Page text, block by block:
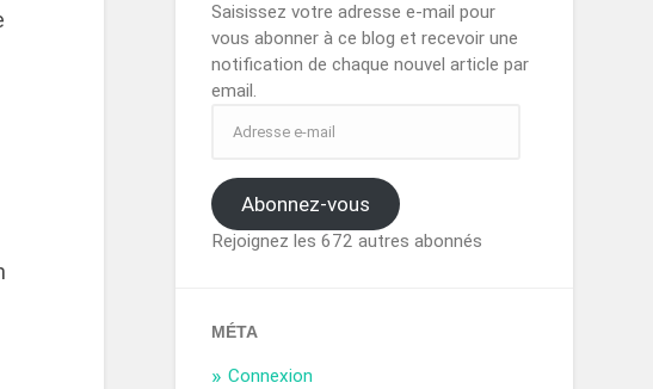
Saisissez votre adresse e-mail pour
vous abonner à ce blog et recevoir une
notification de chaque nouvel article par
email.
Abonnez-vous
Rejoignez les 672 autres abonnés
MÉTA
Connexion